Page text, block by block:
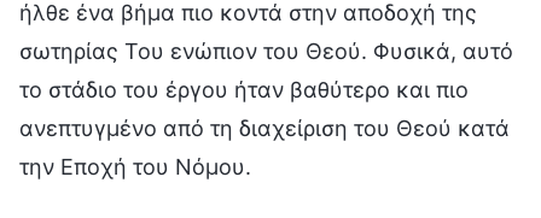
ήλθε ένα βήμα πιο κοντά στην αποδοχή της
σωτηρίας Του ενώπιον του Θεού. Φυσικά, αυτό
το στάδιο του έργου ήταν βαθύτερο και πιο
ανεπτυγμένο από τη διαχείριση του Θεού κατά
την Εποχή του Νόμου.